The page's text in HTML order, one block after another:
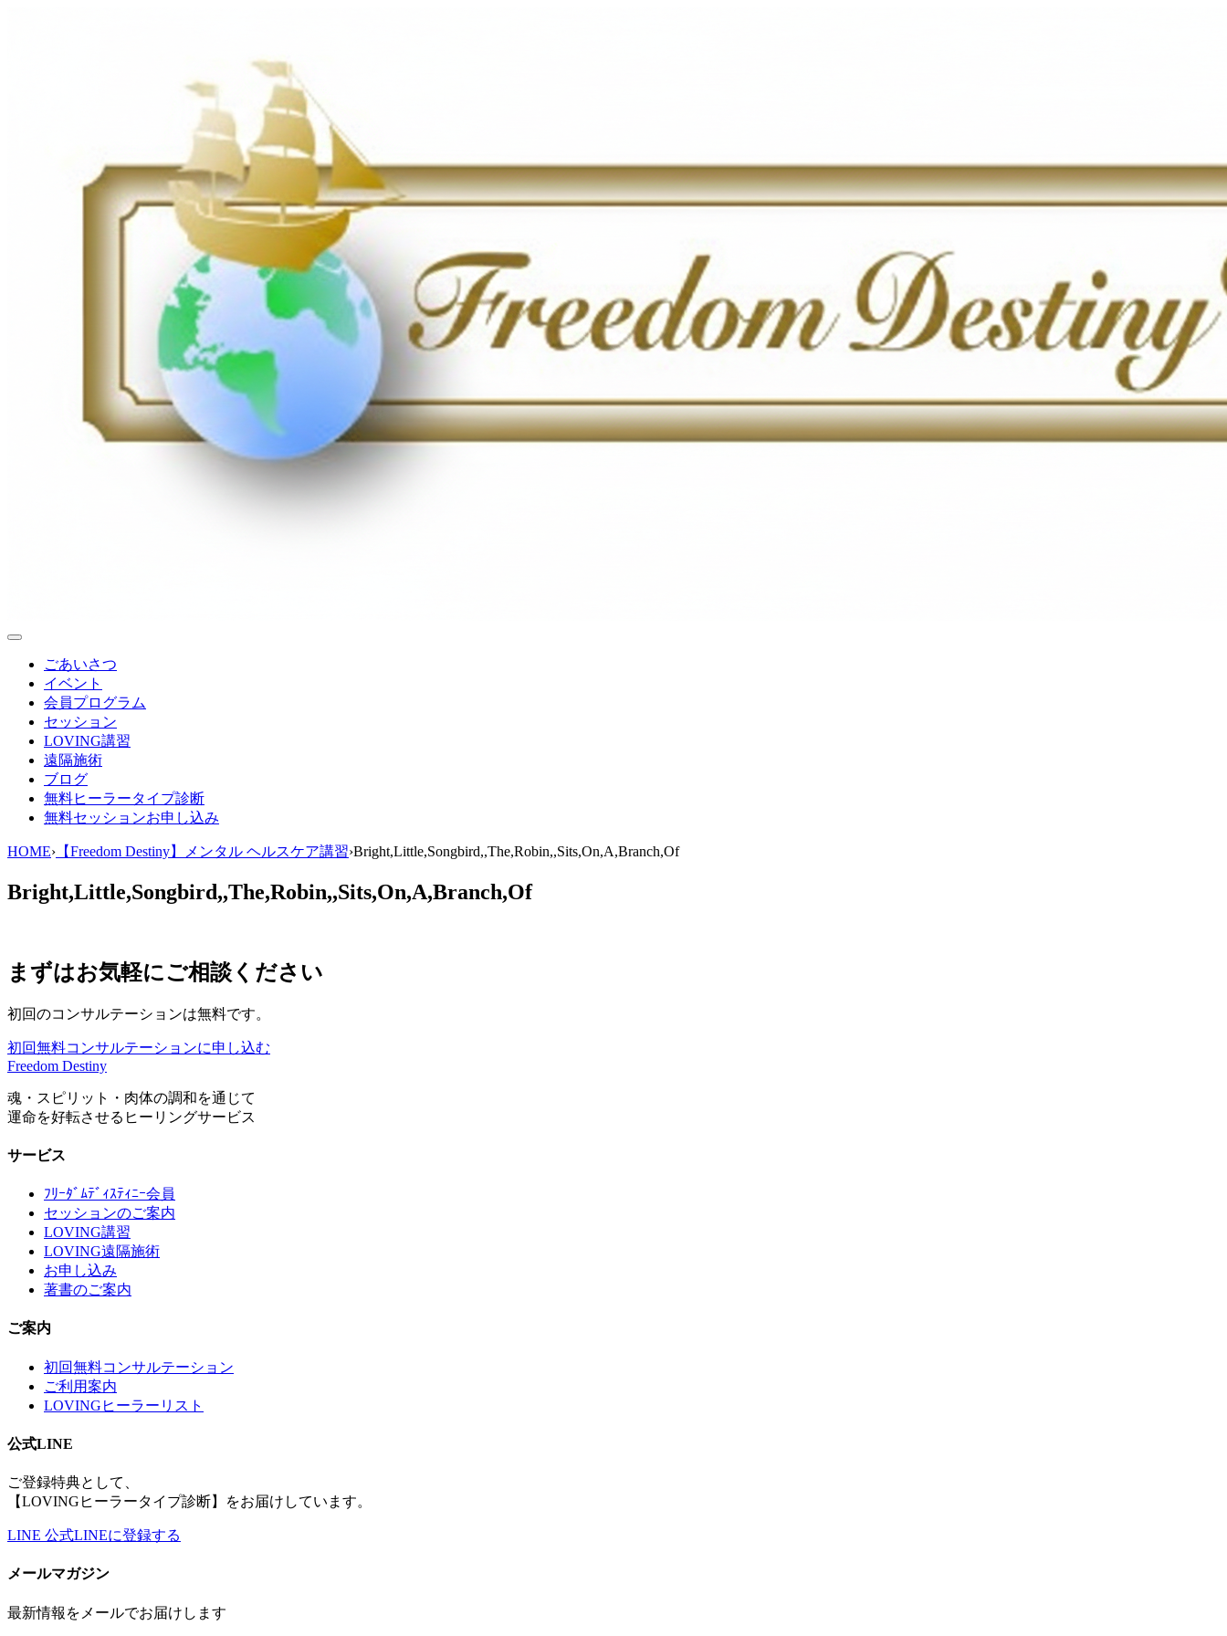
ごあいさつ
イベント
会員プログラム
セッション
LOVING講習
遠隔施術
ブログ
無料ヒーラータイプ診断
無料セッションお申し込み
HOME› 【Freedom Destiny】メンタル ヘルスケア講習›Bright,Little,Songbird,,The,Robin,,Sits,On,A,Branch,Of
Bright,Little,Songbird,,The,Robin,,Sits,On,A,Branch,Of
まずはお気軽にご相談ください
初回のコンサルテーションは無料です。
初回無料コンサルテーションに申し込む
Freedom Destiny
魂・スピリット・肉体の調和を通じて
運命を好転させるヒーリングサービス
サービス
ﾌﾘｰﾀﾞﾑﾃﾞｨｽﾃｨﾆｰ会員
セッションのご案内
LOVING講習
LOVING遠隔施術
お申し込み
著書のご案内
ご案内
初回無料コンサルテーション
ご利用案内
LOVINGヒーラーリスト
公式LINE
ご登録特典として、
【LOVINGヒーラータイプ診断】をお届けしています。
LINE 公式LINEに登録する
メールマガジン
最新情報をメールでお届けします